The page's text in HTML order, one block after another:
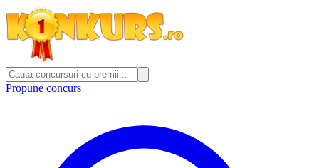
Propune concurs